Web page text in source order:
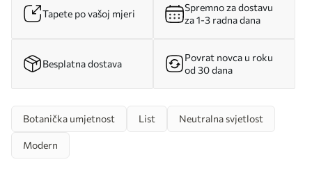
Tapete po vašoj mjeri
Spremno za dostavu
za 1-3 radna dana
Besplatna dostava
Povrat novca u roku
od 30 dana
Botanička umjetnost List Neutralna svjetlost
Modern